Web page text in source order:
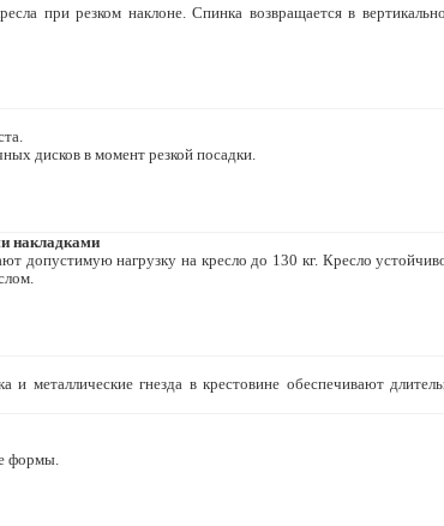
при резком наклоне. Спинка возвращается в
дисков в момент резкой посадки.
накладками
допустимую нагрузку на кресло до 130 кг. Кресло
и металлические гнезда в крестовине обеспечивают
формы.